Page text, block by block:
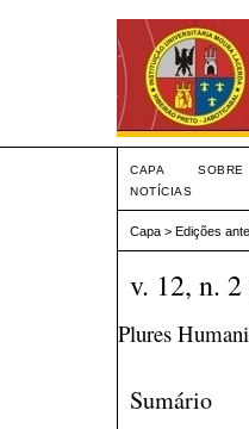
CAPA SOBRE
NOTÍCIAS
Capa > Edições
v. 12, n.
Plures
Sumário